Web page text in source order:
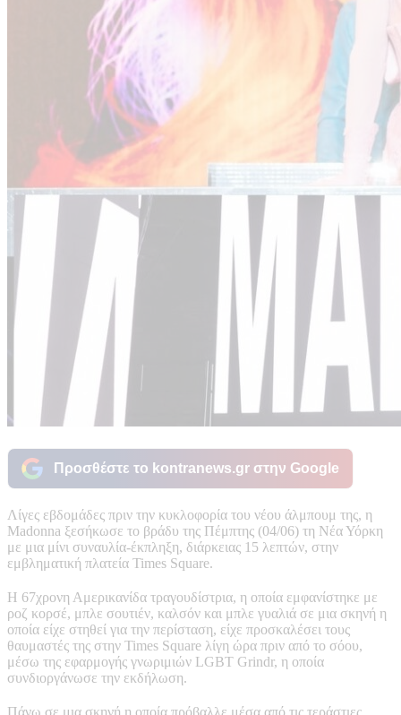
Προσθέστε το kontranews.gr στην Google
Λίγες εβδομάδες πριν την κυκλοφορία του νέου άλμπουμ της, η
Madonna ξεσήκωσε το βράδυ της Πέμπτης (04/06) τη Νέα Υόρκη
με μια μίνι συναυλία-έκπληξη, διάρκειας 15 λεπτών, στην
εμβληματική πλατεία Times Square.
Η 67χρονη Αμερικανίδα τραγουδίστρια, η οποία εμφανίστηκε με
ροζ κορσέ, μπλε σουτιέν, καλσόν και μπλε γυαλιά σε μια σκηνή η
οποία είχε στηθεί για την περίσταση, είχε προσκαλέσει τους
θαυμαστές της στην Times Square λίγη ώρα πριν από το σόου,
μέσω της εφαρμογής γνωριμιών LGBT Grindr, η οποία
συνδιοργάνωσε την εκδήλωση.
Πάνω σε μια σκηνή η οποία πρόβαλλε μέσα από τις τεράστιες